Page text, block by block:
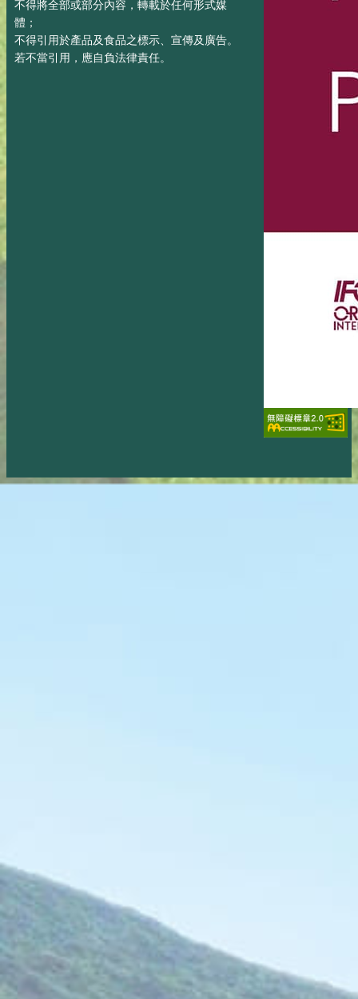
不得將全部或部分內容，轉載於任何形式媒
體；
不得引用於產品及食品之標示、宣傳及廣告。
若不當引用，應自負法律責任。